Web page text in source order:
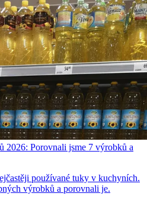
2026: Porovnali jsme 7 výrobků a
používané tuky v kuchyních.
výrobků a porovnali je.